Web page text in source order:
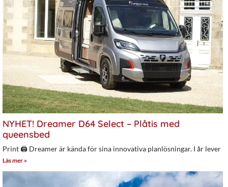
NYHET! Dreamer D64 Select – Plåtis med
queensbed
Print 🖨 Dreamer är kända för sina innovativa planlösningar. I år lever
Läs mer »